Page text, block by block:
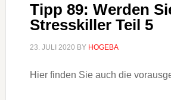
Tipp 89: Werden
Stresskiller Teil 5
23. JULI 2020 BY HOGEBA
Hier finden Sie auch die